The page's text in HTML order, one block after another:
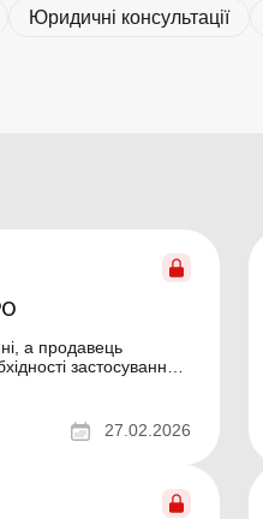
Юридичні консультації
а продавець
застосування
27.02.2026